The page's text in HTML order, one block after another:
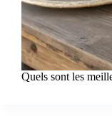
Quels sont les